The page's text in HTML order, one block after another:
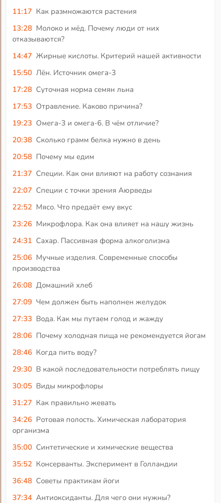
11:17 Как размножаются растения
13:28 Молоко и мёд. Почему люди от них
отказываются?
14:47 Жирные кислоты. Критерий нашей активности
15:50 Лён. Источник омега-3
17:28 Суточная норма семян льна
17:53 Отравление. Каково причина?
19:23 Омега-3 и омега-6. В чём отличие?
20:38 Сколько грамм белка нужно в день
20:58 Почему мы едим
21:37 Специи. Как они влияют на работу сознания
22:07 Специи с точки зрения Аюрведы
22:52 Мясо. Что предаёт ему вкус
23:26 Микрофлора. Как она влияет на нашу жизнь
24:31 Сахар. Пассивная форма алкоголизма
25:06 Мучные изделия. Современные способы
производства
26:08 Домашний хлеб
27:09 Чем должен быть наполнен желудок
27:33 Вода. Как мы путаем голод и жажду
28:06 Почему холодная пища не рекомендуется йогам
28:46 Когда пить воду?
29:30 В какой последовательности потреблять пищу
30:05 Виды микрофлоры
31:27 Как правильно жевать
34:26 Ротовая полость. Химическая лаборатория
организма
35:00 Синтетические и химические вещества
35:52 Консерванты. Эксперимент в Голландии
36:48 Советы практикам йоги
37:34 Антиоксиданты. Для чего они нужны?